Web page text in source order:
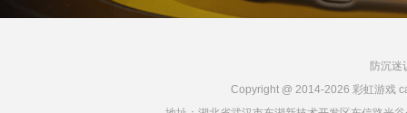
防沉迷
Copyright @ 2014-2026 彩虹游戏